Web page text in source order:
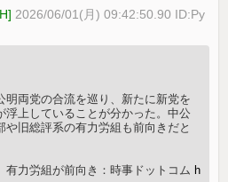
2026/06/01(月) 09:42:50.90 ID:Py
明両党の合流を巡り、新たに新党を
浮上していることが分かった。中公
や旧総評系の有力労組も前向きだと
力労組が前向き：時事ドットコム h